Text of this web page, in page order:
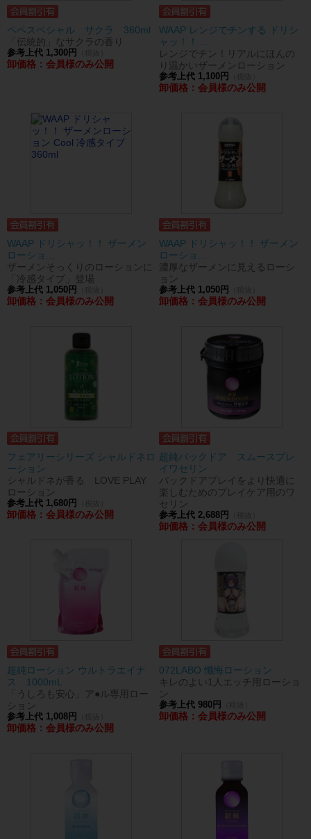
ペペスペシャル サクラ 360ml
「伝統的」なサクラの香り
参考上代 1,300円
卸価格：会員様のみ公開
WAAP レンジでチンする ドリシ
ャッ！！ ...
レンジでチン！リアルにほんの
り温かいザーメンローション
参考上代 1,100円
卸価格：会員様のみ公開
WAAP ドリシャッ！！ ザーメン
ローショ...
ザーメンそっくりのローションに
「冷感タイプ」登場
参考上代 1,050円
卸価格：会員様のみ公開
WAAP ドリシャッ！！ ザーメン
ローショ...
濃厚なザーメンに見えるローシ
ョン
参考上代 1,050円
卸価格：会員様のみ公開
フェアリーシリーズ シャルドネロ
ーション
シャルドネが香る LOVE PLAY
ローション
参考上代 1,680円
卸価格：会員様のみ公開
超純バックドア スムースプレ
イワセリン
バックドアプレイをより快適に
楽しむためのプレイケア用のワ
セリン
参考上代 2,688円
卸価格：会員様のみ公開
超純ローション ウルトラエイナ
ス 1000mL
「うしろも安心」ア●ル専用ロー
ション
参考上代 1,008円
卸価格：会員様のみ公開
072LABO 懺悔ローション
キレのよい1人エッチ用ローショ
ン
参考上代 980円
卸価格：会員様のみ公開